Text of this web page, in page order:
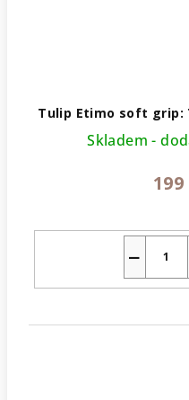
Tulip Etimo soft grip:
Skladem -
199
−